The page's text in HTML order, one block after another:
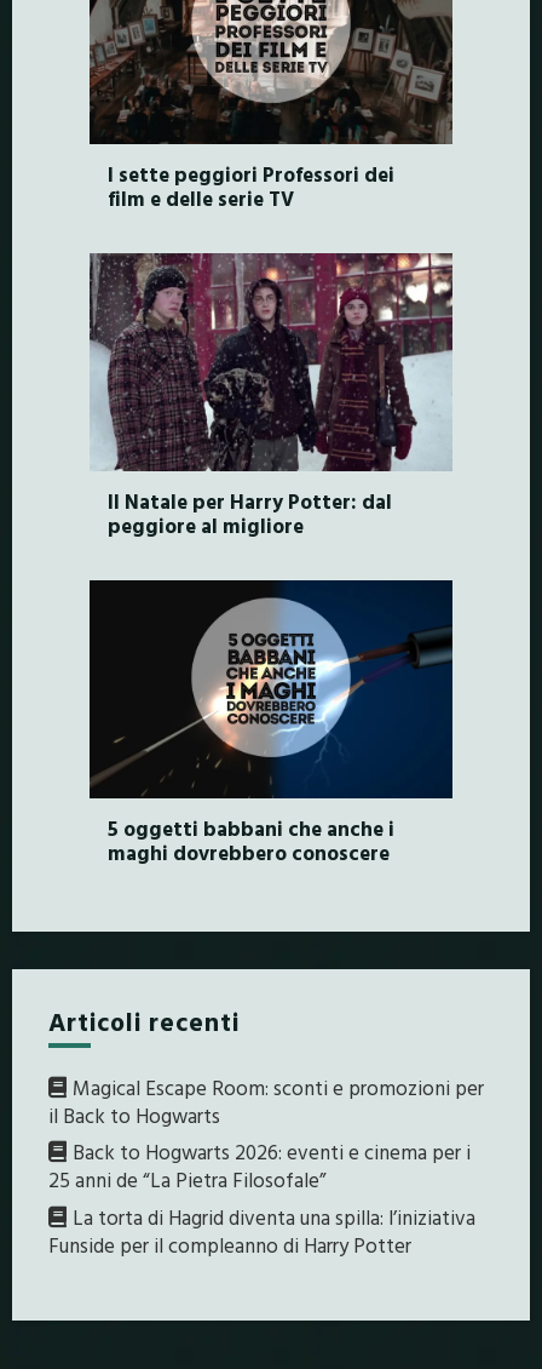
I sette peggiori Professori dei
film e delle serie TV
Il Natale per Harry Potter: dal
peggiore al migliore
5 oggetti babbani che anche i
maghi dovrebbero conoscere
Articoli recenti
Magical Escape Room: sconti e promozioni per
il Back to Hogwarts
Back to Hogwarts 2026: eventi e cinema per i
25 anni de “La Pietra Filosofale”
La torta di Hagrid diventa una spilla: l’iniziativa
Funside per il compleanno di Harry Potter